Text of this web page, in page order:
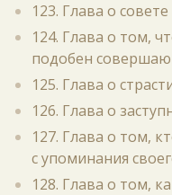
123. Глава о совете
124. Глава о том,
подобен
125. Глава о
126. Глава о
127. Глава о том,
с упоминания
128. Глава о том,